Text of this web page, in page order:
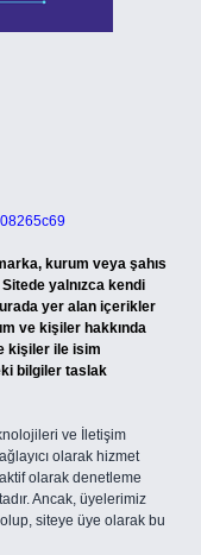
kurum veya şahıs
yalnızca kendi
yer alan içerikler
ve kişiler hakkında
kişiler ile isim
bilgiler taslak
ve İletişim
olarak hizmet
olarak denetleme
Ancak, üyelerimiz
siteye üye olarak bu